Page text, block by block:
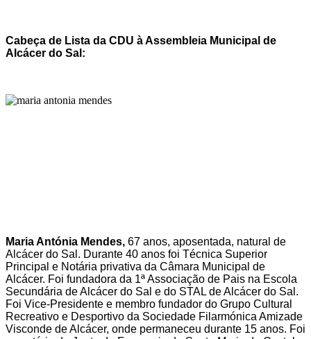
Cabeça de Lista da CDU à Assembleia Municipal de
Alcácer do Sal:
Maria Antónia Mendes, 67 anos, aposentada, natural de
Alcácer do Sal. Durante 40 anos foi Técnica Superior
Principal e Notária privativa da Câmara Municipal de
Alcácer. Foi fundadora da 1ª Associação de Pais na Escola
Secundária de Alcácer do Sal e do STAL de Alcácer do Sal.
Foi Vice-Presidente e membro fundador do Grupo Cultural
Recreativo e Desportivo da Sociedade Filarmónica Amizade
Visconde de Alcácer, onde permaneceu durante 15 anos. Foi